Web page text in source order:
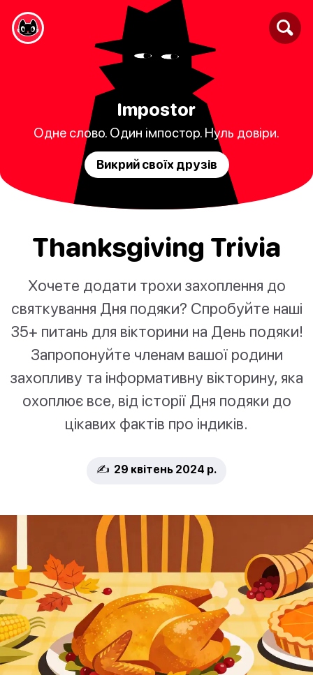
Impostor
Одне слово. Один імпостор. Нуль довіри.
Викрий своїх друзів
Thanksgiving Trivia
Хочете додати трохи захоплення до
святкування Дня подяки? Спробуйте наші
35+ питань для вікторини на День подяки!
Запропонуйте членам вашої родини
захопливу та інформативну вікторину, яка
охоплює все, від історії Дня подяки до
цікавих фактів про індиків.
✍️ 29 квітень 2024 р.